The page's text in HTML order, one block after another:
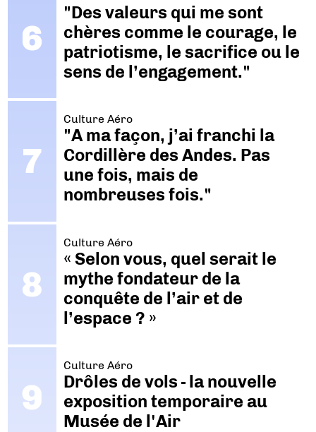
"Des valeurs qui me sont
chères comme le courage, le
patriotisme, le sacrifice ou le
sens de l’engagement."
Culture Aéro
"A ma façon, j’ai franchi la
Cordillère des Andes. Pas
une fois, mais de
nombreuses fois."
Culture Aéro
« Selon vous, quel serait le
mythe fondateur de la
conquête de l’air et de
l’espace ? »
Culture Aéro
Drôles de vols - la nouvelle
exposition temporaire au
Musée de l'Air